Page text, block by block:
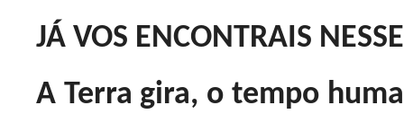
JÁ VOS ENCONTRAIS
A Terra gira, o tempo